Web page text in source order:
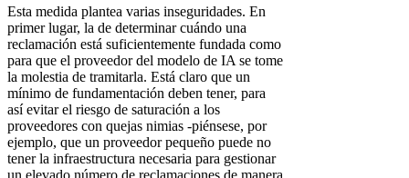
Esta medida plantea varias inseguridades. En
primer lugar, la de determinar cuándo una
reclamación está suficientemente fundada como
para que el proveedor del modelo de IA se tome
la molestia de tramitarla. Está claro que un
mínimo de fundamentación deben tener, para
así evitar el riesgo de saturación a los
proveedores con quejas nimias -piénsese, por
ejemplo, que un proveedor pequeño puede no
tener la infraestructura necesaria para gestionar
un elevado número de reclamaciones de manera